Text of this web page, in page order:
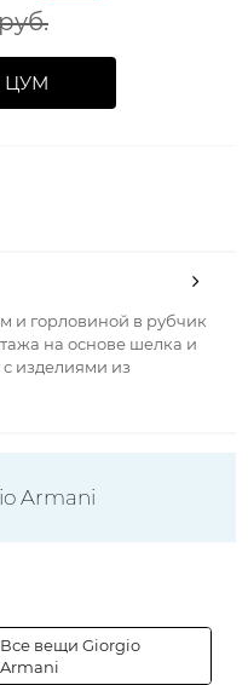
ЦУМ
и горловиной в рубчик
на основе шелка и
изделиями из
Armani
Все вещи Giorgio
Armani